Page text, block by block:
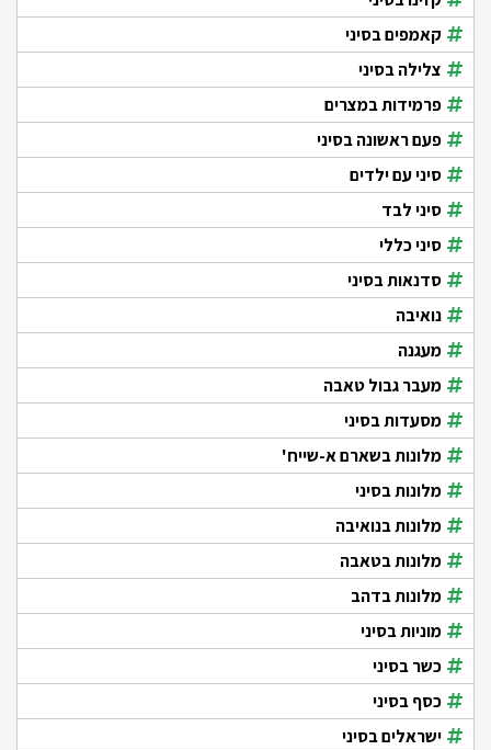
קאמפים בסיני
צלילה בסיני
פרמידות במצרים
פעם ראשונה בסיני
סיני עם ילדים
סיני לבד
סיני כללי
סדנאות בסיני
נואיבה
מעגנה
מעבר גבול טאבה
מסעדות בסיני
מלונות בשארם א-שייח'
מלונות בסיני
מלונות בנואיבה
מלונות בטאבה
מלונות בדהב
מוניות בסיני
כשר בסיני
כסף בסיני
ישראלים בסיני